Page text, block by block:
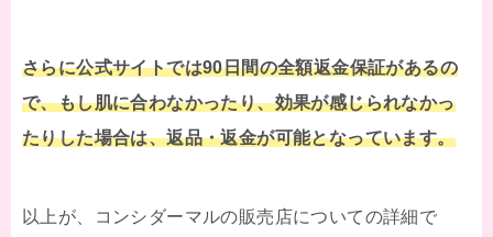
さらに公式サイトでは90日間の全額返金保証があるの
で、もし肌に合わなかったり、効果が感じられなかっ
たりした場合は、返品・返金が可能となっています。
以上が、コンシダーマルの販売店についての詳細で